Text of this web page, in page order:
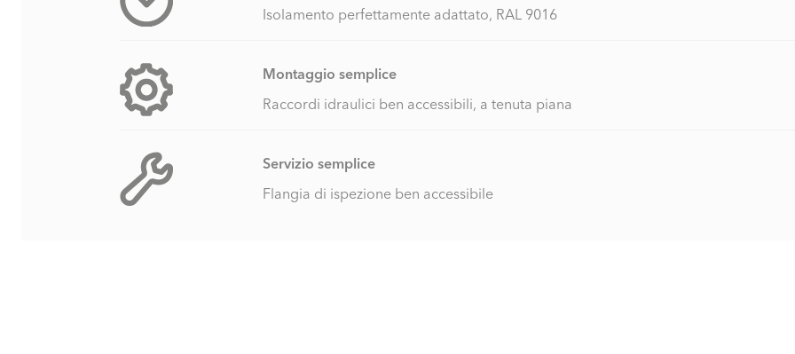
Isolamento perfettamente adattato, RAL 9016
Montaggio semplice
Raccordi idraulici ben accessibili, a tenuta piana
Servizio semplice
Flangia di ispezione ben accessibile